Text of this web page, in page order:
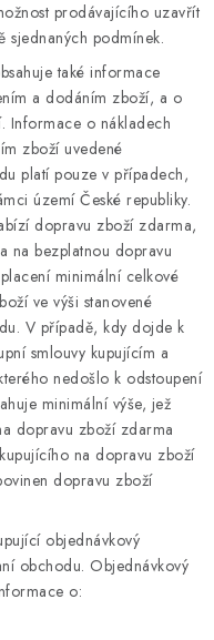
prodávajícího uzavřít
sjednaných podmínek.
také informace
a dodáním zboží, a o
Informace o nákladech
zboží uvedené
platí pouze v případech,
území České republiky.
dopravu zboží zdarma,
na bezplatnou dopravu
minimální celkové
ve výši stanovené
V případě, kdy dojde k
smlouvy kupujícím a
nedošlo k odstoupení
minimální výše, jež
dopravu zboží zdarma
na dopravu zboží
dopravu zboží
objednávkový
obchodu. Objednávkový
o: